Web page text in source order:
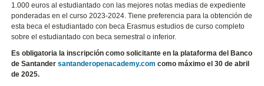
1.000 euros al estudiantado con las mejores notas medias de expediente
ponderadas en el curso 2023-2024. Tiene preferencia para la obtención de
esta beca el estudiantado con beca Erasmus estudios de curso completo
sobre el estudiantado con beca semestral o inferior.
Es obligatoria la inscripción como solicitante en la plataforma del Banco
de Santandersantanderopenacademy.com como máximo el 30 de abril
de 2025.